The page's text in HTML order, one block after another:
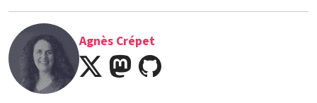
Agnès Crépet